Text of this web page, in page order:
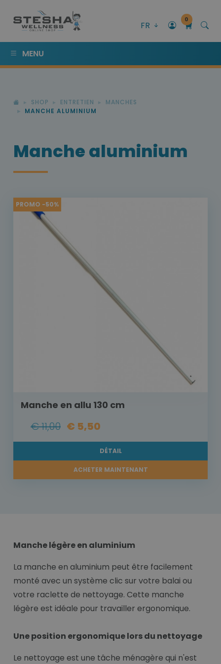
FR
0
MENU
SHOP ENTRETIEN
MANCHES
MANCHE ALUMINIUM
Manche aluminium
PROMO -50%
Manche en allu 130 cm
€ 11,00 € 5,50
DÉTAIL
ACHETER MAINTENANT
Manche légère en aluminium
La manche en aluminium peut être facilement
monté avec un système clic sur votre balai ou
votre raclette de nettoyage. Cette manche
légère est idéale pour travailler ergonomique.
Une position ergonomique lors du nettoyage
Le nettoyage est une tâche ménagère qui n'est